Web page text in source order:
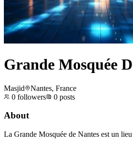
Grande Mosquée
Masjid
Nantes, France
0 followers 0 posts
About
La Grande Mosquée de Nantes est un